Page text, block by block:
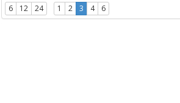
6 12 24 1 2 3 4 6